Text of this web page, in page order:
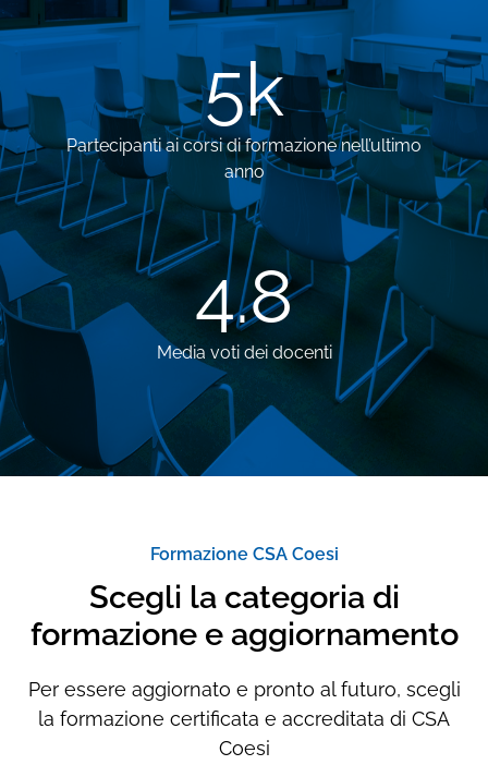
5k
Partecipanti ai corsi di formazione nell’ultimo
anno
4.8
Media voti dei docenti
Formazione CSA Coesi
Scegli la categoria di
formazione e aggiornamento
Per essere aggiornato e pronto al futuro, scegli
la formazione certificata e accreditata di CSA
Coesi